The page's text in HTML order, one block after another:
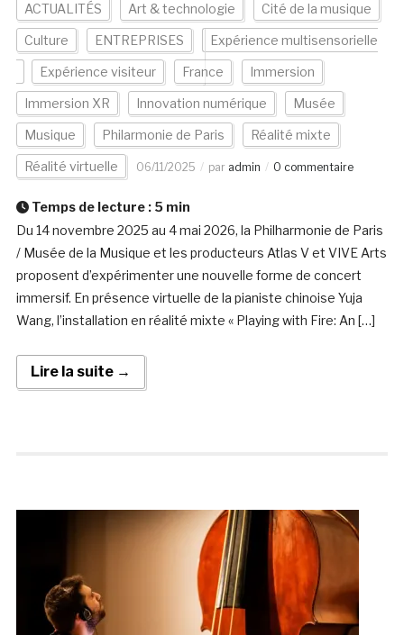
ACTUALITÉS Art & technologie Cité de la musique
Culture ENTREPRISES Expérience multisensorielle
Expérience visiteur France Immersion
Immersion XR Innovation numérique Musée
Musique Philarmonie de Paris Réalité mixte
Réalité virtuelle 06/11/2025 par admin 0 commentaire
Temps de lecture : 5 min
Du 14 novembre 2025 au 4 mai 2026, la Philharmonie de Paris
/ Musée de la Musique et les producteurs Atlas V et VIVE Arts
proposent d’expérimenter une nouvelle forme de concert
immersif. En présence virtuelle de la pianiste chinoise Yuja
Wang, l’installation en réalité mixte « Playing with Fire: An […]
Lire la suite →